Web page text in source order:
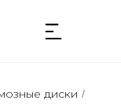
диски /